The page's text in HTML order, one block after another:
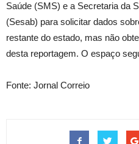
Saúde (SMS) e a Secretaria da
(Sesab) para solicitar dados
restante do estado, mas não
desta reportagem. O espaço
Fonte: Jornal Correio